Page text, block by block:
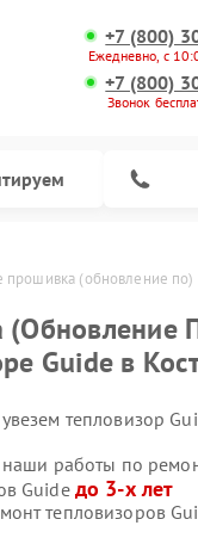
+7 (800)
Ежедневно, с
+7 (800)
Звонок
прошивка (обновление по)
Guide в
тепловизор
наши работы по
Guide до 3-х лет
тепловизоров